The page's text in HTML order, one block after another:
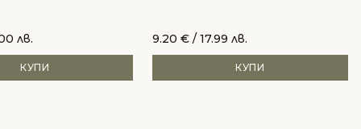
лв.
КУПИ
9.20 €/ 17.99 лв.
КУПИ